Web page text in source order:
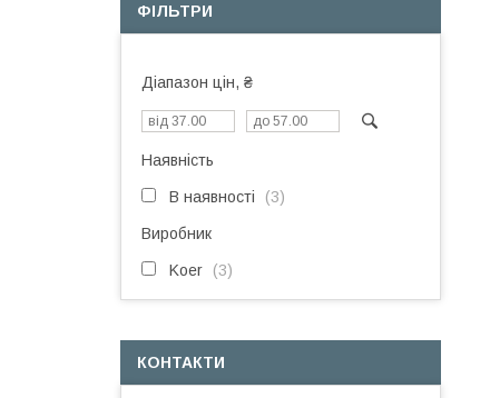
ФІЛЬТРИ
Діапазон цін, ₴
Наявність
В наявності 3
Виробник
Koer 3
КОНТАКТИ